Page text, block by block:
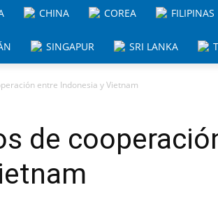
CHINA COREA FILIPINAS
SINGAPUR SRI LANKA
entre Indonesia y Vietnam
de